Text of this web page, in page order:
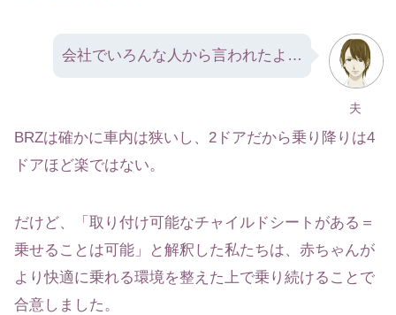
夫
会社でいろんな人から言われたよ…
BRZは確かに車内は狭いし、2ドアだから乗り降りは4
ドアほど楽ではない。
だけど、「取り付け可能なチャイルドシートがある＝
乗せることは可能」と解釈した私たちは、赤ちゃんが
より快適に乗れる環境を整えた上で乗り続けることで
合意しました。